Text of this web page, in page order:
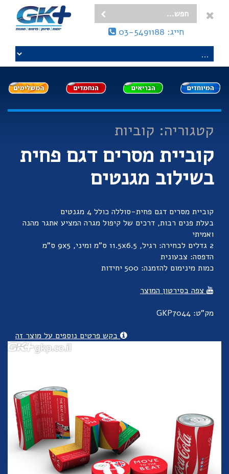
חייג: 03-5491188
קטגוריה: קוביות
קוביית מסרים דגם פחית
בשילוב מגנטים
קוביית מסרים דגם פחית-סוללה כולל 4 מגנטים
בעלת פנים רבות, דרכים של קיפול מגרה המציע אתגר מהנה
ואמיתי
2 גדלים לבחירה: רגיל, 11.5x6.5 ס"מ ומיני, 9x5 ס"מ
הדפסה: צבעונית
כמות מינימום להזמנה: 500 יחידות
צפה בסירטון המוצר
מק"ט: GKP7044
בקש פרטים נוספים על מוצר זה